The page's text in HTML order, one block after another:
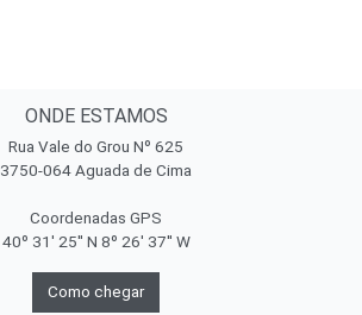
ONDE ESTAMOS
Rua Vale do Grou Nº 625
3750-064 Aguada de Cima
Coordenadas GPS
40º 31' 25'' N 8º 26' 37'' W
Como chegar